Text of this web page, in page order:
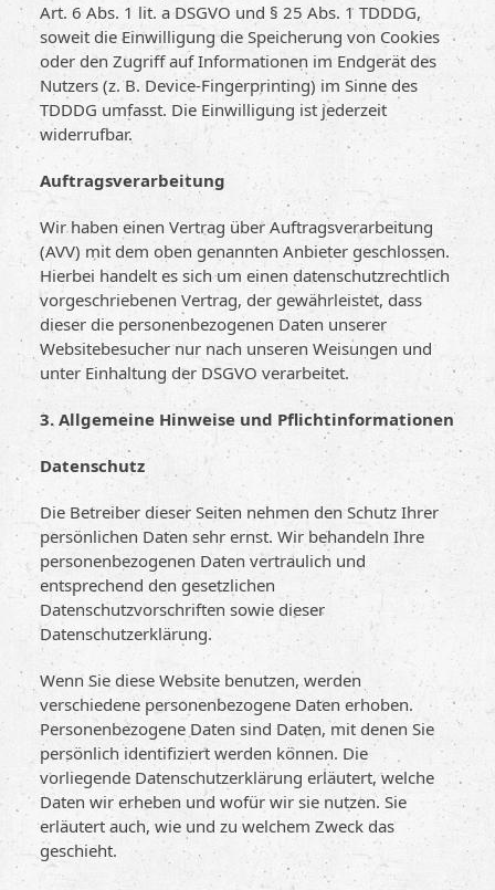
Art. 6 Abs. 1 lit. a DSGVO und § 25 Abs. 1 TDDDG,
soweit die Einwilligung die Speicherung von Cookies
oder den Zugriff auf Informationen im Endgerät des
Nutzers (z. B. Device-Fingerprinting) im Sinne des
TDDDG umfasst. Die Einwilligung ist jederzeit
widerrufbar.
Auftragsverarbeitung
Wir haben einen Vertrag über Auftragsverarbeitung
(AVV) mit dem oben genannten Anbieter geschlossen.
Hierbei handelt es sich um einen datenschutzrechtlich
vorgeschriebenen Vertrag, der gewährleistet, dass
dieser die personenbezogenen Daten unserer
Websitebesucher nur nach unseren Weisungen und
unter Einhaltung der DSGVO verarbeitet.
3. Allgemeine Hinweise und Pflicht­informationen
Datenschutz
Die Betreiber dieser Seiten nehmen den Schutz Ihrer
persönlichen Daten sehr ernst. Wir behandeln Ihre
personenbezogenen Daten vertraulich und
entsprechend den gesetzlichen
Datenschutzvorschriften sowie dieser
Datenschutzerklärung.
Wenn Sie diese Website benutzen, werden
verschiedene personenbezogene Daten erhoben.
Personenbezogene Daten sind Daten, mit denen Sie
persönlich identifiziert werden können. Die
vorliegende Datenschutzerklärung erläutert, welche
Daten wir erheben und wofür wir sie nutzen. Sie
erläutert auch, wie und zu welchem Zweck das
geschieht.